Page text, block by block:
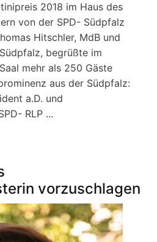
2018 im Haus des
von der SPD- Südpfalz
Hitschler, MdB und
begrüßte im
mehr als 250 Gäste
aus der Südpfalz:
a.D. und
RLP ...
vorzuschlagen